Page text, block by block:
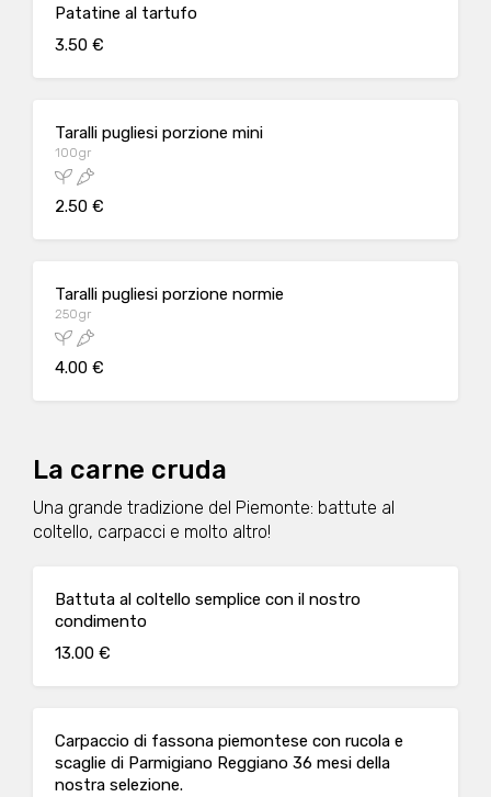
Patatine al tartufo
3.50 €
Taralli pugliesi porzione mini
100gr
2.50 €
Taralli pugliesi porzione normie
250gr
4.00 €
La carne cruda
Una grande tradizione del Piemonte: battute al
coltello, carpacci e molto altro!
Battuta al coltello semplice con il nostro
condimento
13.00 €
Carpaccio di fassona piemontese con rucola e
scaglie di Parmigiano Reggiano 36 mesi della
nostra selezione.